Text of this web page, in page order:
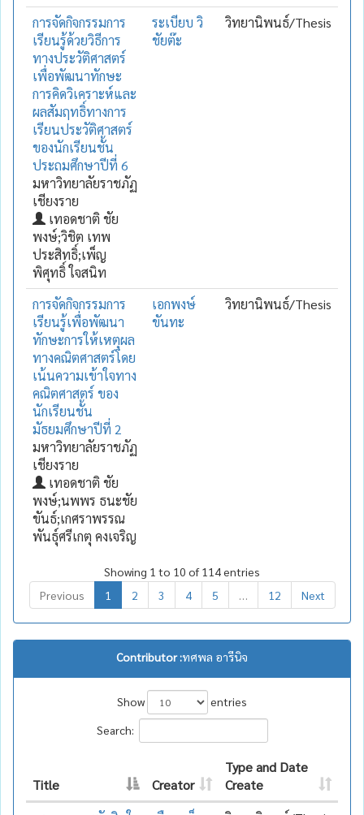
การจัดกิจกรรมการ
เรียนรู้ด้วยวิธีการ
ทางประวัติศาสตร์
เพื่อพัฒนาทักษะ
การคิดวิเคราะห์และ
ผลสัมฤทธิ์ทางการ
เรียนประวัติศาสตร์
ของนักเรียนชั้น
ประถมศึกษาปีที่ 6
มหาวิทยาลัยราชภัฏ
เชียงราย
เทอดชาติ ชัย
พงษ์;วิชิต เทพ
ประสิทธิ์;เพ็ญ
พิศุทธิ์ ใจสนิท
ระเบียบ วิ
ชัยต๊ะ
วิทยานิพนธ์/Thesis
การจัดกิจกรรมการ
เรียนรู้เพื่อพัฒนา
ทักษะการให้เหตุผล
ทางคณิตศาสตร์โดย
เน้นความเข้าใจทาง
คณิตศาสตร์ ของ
นักเรียนชั้น
มัธยมศึกษาปีที่ 2
มหาวิทยาลัยราชภัฏ
เชียงราย
เทอดชาติ ชัย
พงษ์;นพพร ธนะชัย
ขันธ์;เกศราพรรณ
พันธุ์ศรีเกตุ คงเจริญ
เอกพงษ์
ขันทะ
วิทยานิพนธ์/Thesis
Showing 1 to 10 of 114 entries
Previous
1 2 3 4 5 12 Next
Contributor :ทศพล อารีนิจ
Show
entries
Search:
Title Creator
Type and Date
Create